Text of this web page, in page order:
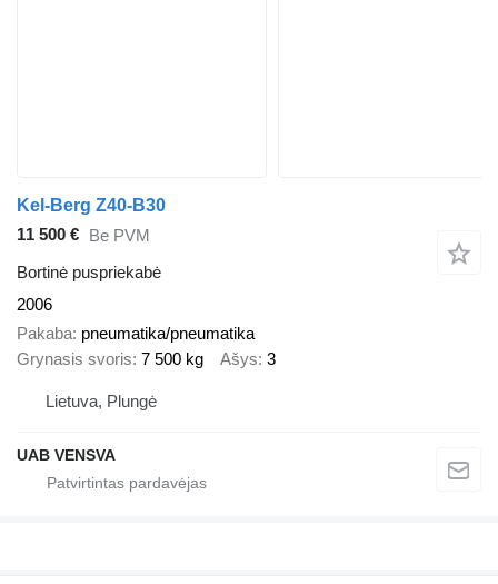
Kel-Berg Z40-B30
11 500 € Be PVM
Bortinė puspriekabė
2006
Pakaba pneumatika/pneumatika
Grynasis svoris 7 500 kg Ašys 3
Lietuva, Plungė
UAB VENSVA